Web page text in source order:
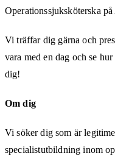
Operationssjuksköterska
Vi träffar dig gärna och
vara med en dag och se
dig!
Om dig
Vi söker dig som är
specialistutbildning inom